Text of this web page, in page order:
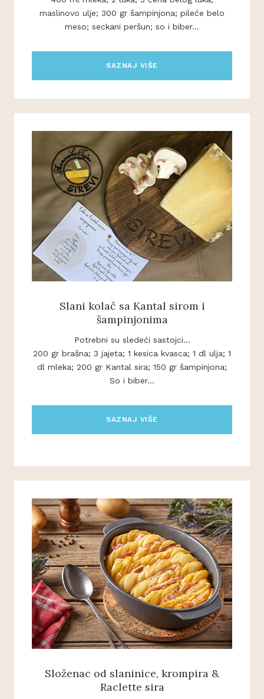
maslinovo ulje; 300 gr šampinjona; pileće belo
meso; seckani peršun; so i biber...
SAZNAJ VIŠE
Slani kolač sa Kantal sirom i
šampinjonima
Potrebni su sledeći sastojci...
200 gr brašna; 3 jajeta; 1 kesica kvasca; 1 dl ulja; 1
dl mleka; 200 gr Kantal sira; 150 gr šampinjona;
So i biber...
SAZNAJ VIŠE
Složenac od slaninice, krompira &
Raclette sira